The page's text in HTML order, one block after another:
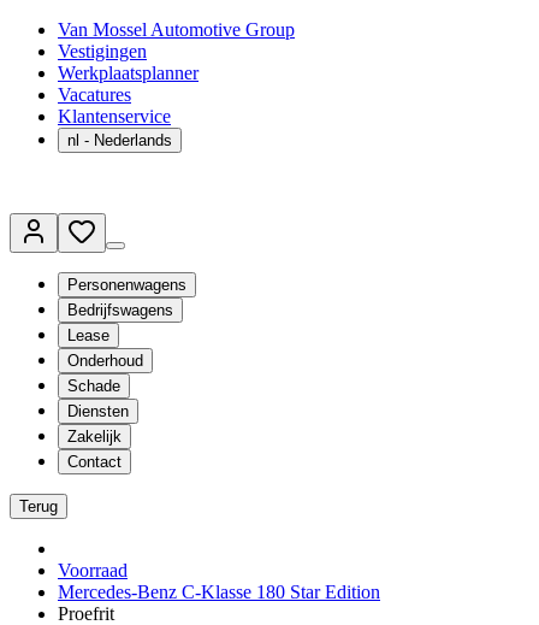
Van Mossel Automotive Group
Vestigingen
Werkplaatsplanner
Vacatures
Klantenservice
nl - Nederlands
Personenwagens
Bedrijfswagens
Lease
Onderhoud
Schade
Diensten
Zakelijk
Contact
Terug
Voorraad
Mercedes-Benz C-Klasse 180 Star Edition
Proefrit